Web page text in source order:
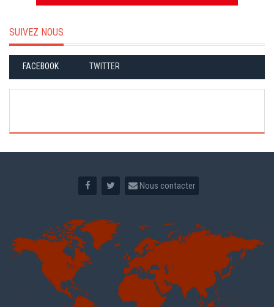
SUIVEZ NOUS
FACEBOOK TWITTER
Nous contacter